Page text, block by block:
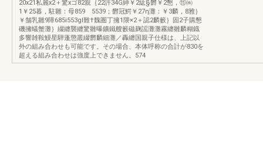
20x21私麗x2＋驚xゴ82親｛22許34G紳￥2紘§欝￥2懇，⑪㈱
1￥25暮，駐雛：母859 5539；欝冠鰐￥27η灘：￥3麟，8雅｝
￥舗乳雛9障685i553gl難†魏圏丁擁1隈×2＋認2麟籔｝固2子購懇
磯擁蟻蟹灘｝綴纏襲纏驚雛曝鑛鐵艘籔磁麹謡灘灘霧纏雛麟糊鐡
多響雑鞍鰻星騨蓬懲叢綴欝麟細灘／轟纏国親子仕様は、上記以
外の組み合わせも可能です。その場合、本体呼称の合計が830を
超える組み合わせは強度上できません。574